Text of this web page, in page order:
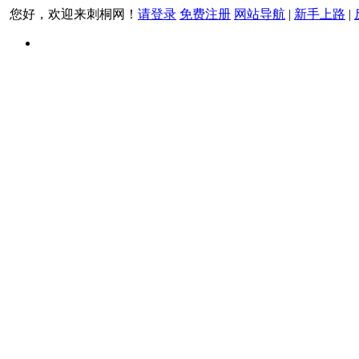
您好，欢迎来刺桐网！ 请登录 免费注册 网站导航 | 新手上路 |